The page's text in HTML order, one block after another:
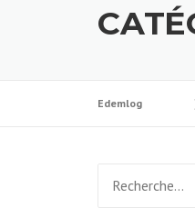
Edemlog